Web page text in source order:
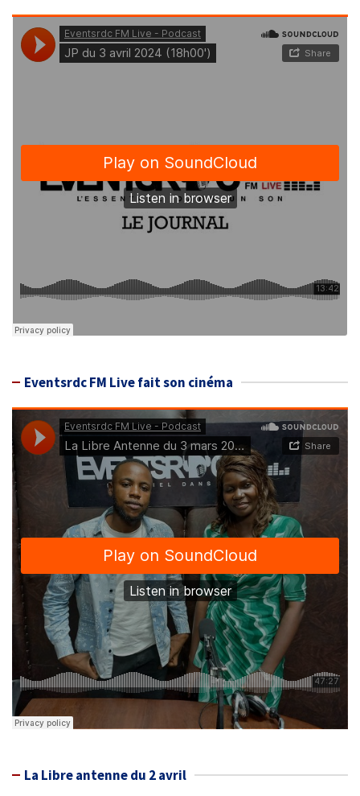
Eventsrdc FM Live fait son cinéma
La Libre antenne du 2 avril